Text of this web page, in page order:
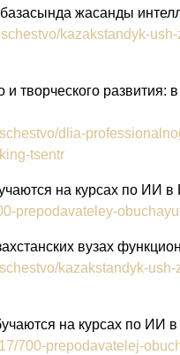
жасанды
kazakstandyk-
творческого развития:
dlia-
tsentr
на курсах по ИИ в
prepodavateley-
вузах
kazakstandyk-
на курсах по ИИ в
700-prepodavatelej-